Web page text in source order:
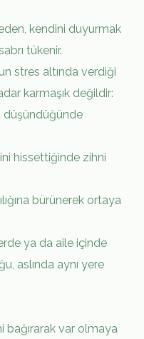
kendini duyurmak
tükenir.
stres altında verdiği
karmaşık değildir:
düşündüğünde
hissettiğinde zihni
bürünerek ortaya
ya da aile içinde
aslında aynı yere
bağırarak var olmaya